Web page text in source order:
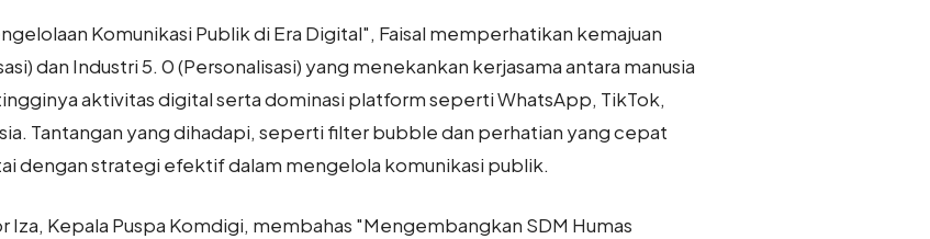
Komunikasi Publik di Era Digital", Faisal memperhatikan kemajuan
dan Industri 5. 0 (Personalisasi) yang menekankan kerjasama antara manusia
aktivitas digital serta dominasi platform seperti WhatsApp, TikTok,
Tantangan yang dihadapi, seperti filter bubble dan perhatian yang cepat
dengan strategi efektif dalam mengelola komunikasi publik.
Kepala Puspa Komdigi, membahas "Mengembangkan SDM Humas